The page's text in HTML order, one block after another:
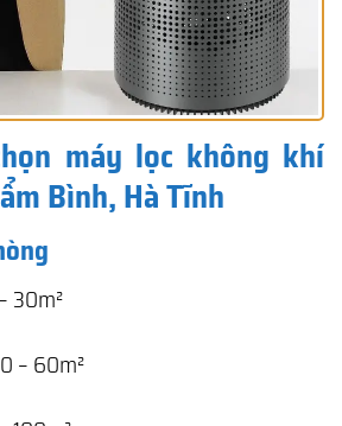
máy lọc không khí
Bình, Hà Tĩnh
30m²
– 60m²